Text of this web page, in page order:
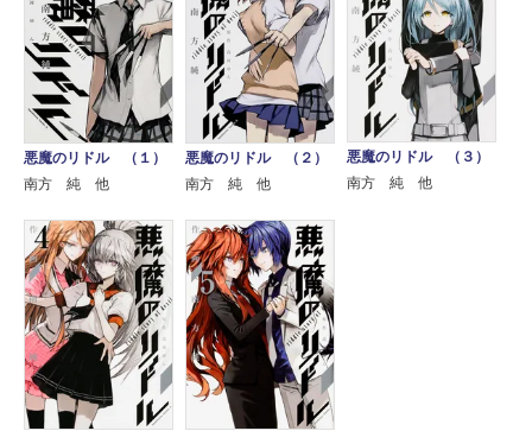
悪魔のリドル （１）
南方 純 他
悪魔のリドル （２）
南方 純 他
悪魔のリドル （３）
南方 純 他